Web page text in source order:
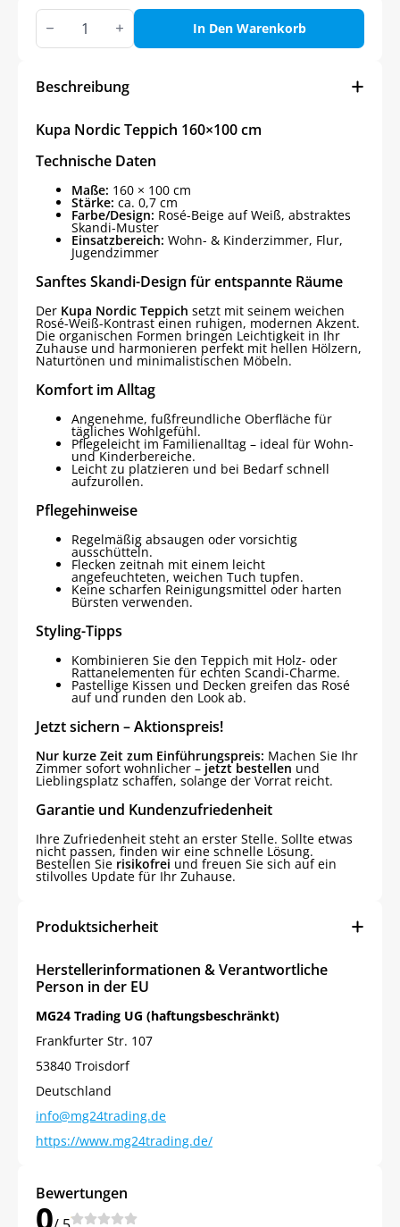
Kupa
Nordic
Teppich
In Den Warenkorb
Beschreibung
Kupa Nordic Teppich 160×100 cm
Technische Daten
Maße: 160 × 100 cm
Stärke: ca. 0,7 cm
Farbe/Design: Rosé-Beige auf Weiß, abstraktes
Skandi-Muster
Einsatzbereich: Wohn- & Kinderzimmer, Flur,
Jugendzimmer
Sanftes Skandi-Design für entspannte Räume
Der Kupa Nordic Teppich setzt mit seinem weichen
Rosé-Weiß-Kontrast einen ruhigen, modernen Akzent.
Die organischen Formen bringen Leichtigkeit in Ihr
Zuhause und harmonieren perfekt mit hellen Hölzern,
Naturtönen und minimalistischen Möbeln.
Komfort im Alltag
Angenehme, fußfreundliche Oberfläche für
tägliches Wohlgefühl.
Pflegeleicht im Familienalltag – ideal für Wohn-
und Kinderbereiche.
Leicht zu platzieren und bei Bedarf schnell
aufzurollen.
Pflegehinweise
Regelmäßig absaugen oder vorsichtig
ausschütteln.
Flecken zeitnah mit einem leicht
angefeuchteten, weichen Tuch tupfen.
Keine scharfen Reinigungsmittel oder harten
Bürsten verwenden.
Styling-Tipps
Kombinieren Sie den Teppich mit Holz- oder
Rattanelementen für echten Scandi-Charme.
Pastellige Kissen und Decken greifen das Rosé
auf und runden den Look ab.
Jetzt sichern – Aktionspreis!
Nur kurze Zeit zum Einführungspreis: Machen Sie Ihr
Zimmer sofort wohnlicher – jetzt bestellen und
Lieblingsplatz schaffen, solange der Vorrat reicht.
Garantie und Kundenzufriedenheit
Ihre Zufriedenheit steht an erster Stelle. Sollte etwas
nicht passen, finden wir eine schnelle Lösung.
Bestellen Sie risikofrei und freuen Sie sich auf ein
stilvolles Update für Ihr Zuhause.
Produktsicherheit
Herstellerinformationen & Verantwortliche
Person in der EU
MG24 Trading UG (haftungsbeschränkt)
Frankfurter Str. 107
53840 Troisdorf
Deutschland
info@mg24trading.de
https://www.mg24trading.de/
Bewertungen
0